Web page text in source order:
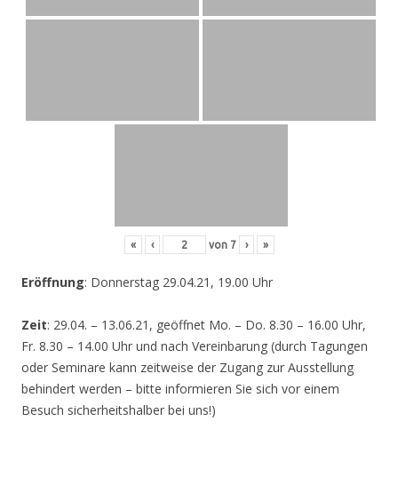
« ‹ von 7 › »
Eröffnung: Donnerstag 29.04.21, 19.00 Uhr
Zeit: 29.04. – 13.06.21, geöffnet Mo. – Do. 8.30 – 16.00 Uhr,
Fr. 8.30 – 14.00 Uhr und nach Vereinbarung (durch Tagungen
oder Seminare kann zeitweise der Zugang zur Ausstellung
behindert werden – bitte informieren Sie sich vor einem
Besuch sicherheitshalber bei uns!)